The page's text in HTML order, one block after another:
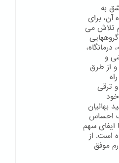
به
آن، برای
تلاش می
و
از طرق
ترقی
بهائیان
احساس
ایفای سهم
است. از
موفق